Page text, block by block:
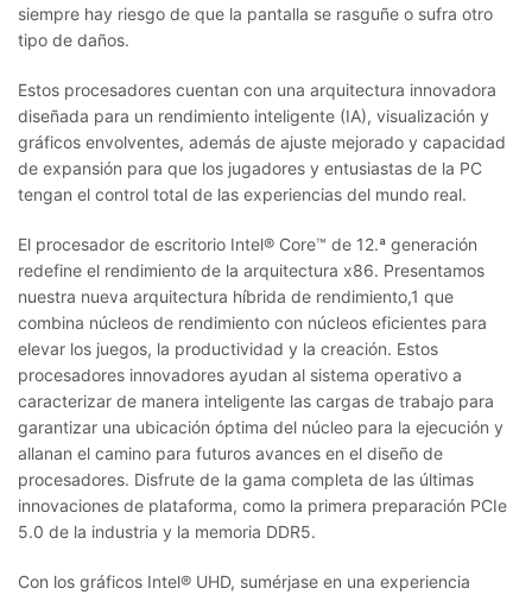
siempre hay riesgo de que la pantalla se rasguñe o sufra otro
tipo de daños.
Estos procesadores cuentan con una arquitectura innovadora
diseñada para un rendimiento inteligente (IA), visualización y
gráficos envolventes, además de ajuste mejorado y capacidad
de expansión para que los jugadores y entusiastas de la PC
tengan el control total de las experiencias del mundo real.
El procesador de escritorio Intel® Core™ de 12.ª generación
redefine el rendimiento de la arquitectura x86. Presentamos
nuestra nueva arquitectura híbrida de rendimiento,1 que
combina núcleos de rendimiento con núcleos eficientes para
elevar los juegos, la productividad y la creación. Estos
procesadores innovadores ayudan al sistema operativo a
caracterizar de manera inteligente las cargas de trabajo para
garantizar una ubicación óptima del núcleo para la ejecución y
allanan el camino para futuros avances en el diseño de
procesadores. Disfrute de la gama completa de las últimas
innovaciones de plataforma, como la primera preparación PCIe
5.0 de la industria y la memoria DDR5.
Con los gráficos Intel® UHD, sumérjase en una experiencia